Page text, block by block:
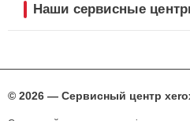
Наши сервисные
© 2026 — Сервисный центр